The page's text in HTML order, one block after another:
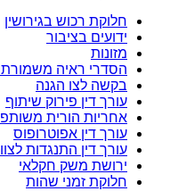
רכוש בגירושין
בציבור
ראיה משמורת משותפת
לצו הגנה
דין פירוק שיתוף
הורית משותפת
דין אפוטרופוס
דין התנגדות לצוואה
משק חקלאי
זמני שהות